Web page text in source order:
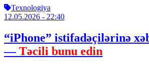
Texnologiya
12.05.2026 - 22:40
“iPhone” istifadəçilərinə
—Təcili bunu edin